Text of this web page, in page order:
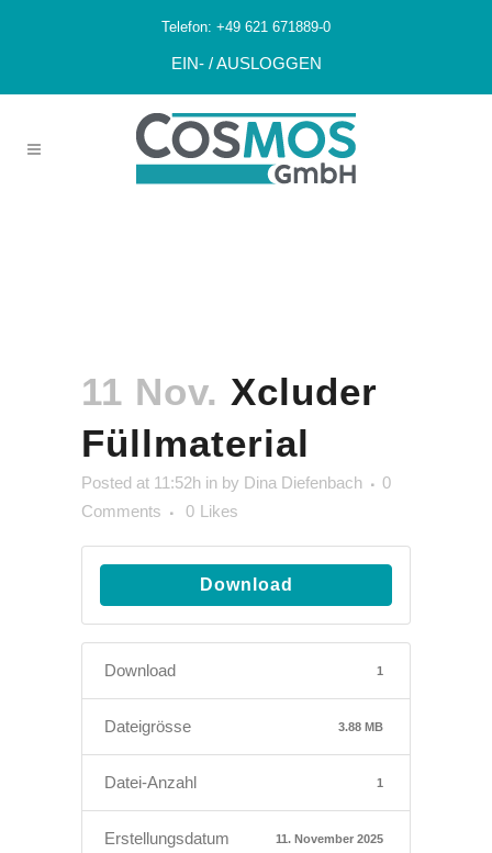
Telefon: +49 621 671889-0
EIN- / AUSLOGGEN
11 Nov. Xcluder
Füllmaterial
Posted at 11:52h in by Dina Diefenbach
0
Comments
0 Likes
Download
Download 1
Dateigrösse 3.88 MB
Datei-Anzahl 1
Erstellungsdatum 11. November 2025